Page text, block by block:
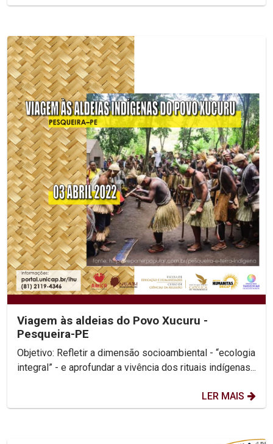
Viagem às aldeias do Povo Xucuru -
Pesqueira-PE
Objetivo: Refletir a dimensão socioambiental - “ecologia
integral” - e aprofundar a vivência dos rituais indígenas...
LER MAIS